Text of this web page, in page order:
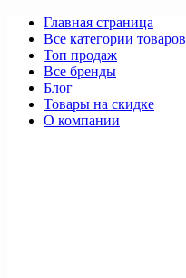
Главная страница
Все категории товаров
Топ продаж
Все бренды
Блог
Товары на скидке
О компании